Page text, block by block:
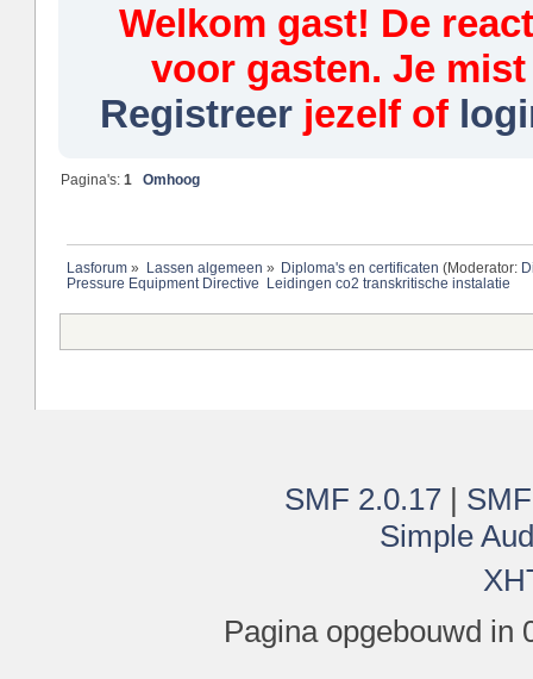
Welkom gast! De
voor gasten. Je
Registreerjezelf of
Pagina's:1 Omhoog
Lasforum» Lassen algemeen » Diploma's en certificaten (Moderator:
Pressure Equipment Directive  Leidingen co2 transkritische instalatie
SMF 2.0.17 |
Simple
Pagina opgebouwd in